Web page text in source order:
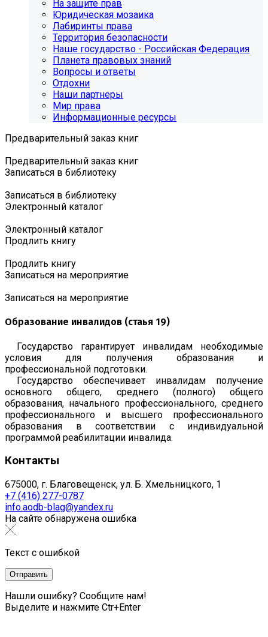
На защите прав
Юридическая мозаика
Лабиринты права
Территория безопасности
Наше государство - Российская Федерация
Планета правовых знаний
Вопросы и ответы
Отдохни
Наши партнеры
Мир права
Информационные ресурсы
Предварительный заказ книг
Предварительный заказ книг
Записаться в библиотеку
Записаться в библиотеку
Электронный каталог
Электронный каталог
Продлить книгу
Продлить книгу
Записаться на мероприятие
Записаться на мероприятие
Образование инвалидов (стаья 19)
Государство гарантирует инвалидам необходимые
условия для получения образования и
профессиональной подготовки.
Государство обеспечивает инвалидам получение
основного общего, среднего (полного) общего
образования, начального профессионального, среднего
профессионального и высшего профессионального
образования в соответствии с индивидуальной
программой реабилитации инвалида.
Контакты
675000, г. Благовещенск, ул. Б. Хмельницкого, 1
+7 (416) 277-0787
info.aodb-blag@yandex.ru
На сайте обнаружена ошибка
Текст с ошибкой
Нашли ошибку? Сообщите нам!
Выделите и нажмите Ctr+Enter